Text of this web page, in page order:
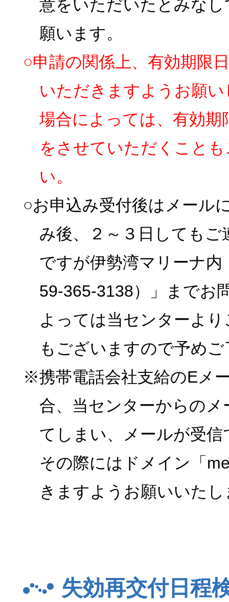
意をいただいたとみな
願います。
○申請の関係上、有効期限
いただきますようお願
場合によっては、有効
をさせていただくこと
い。
○お申込み受付後はメール
み後、２～３日しても
ですが伊勢湾マリーナ
59-365-3138）」までお
よっては当センターよ
もございますので予め
※携帯電話会社支給のEメ
合、当センターからの
てしまい、メールが受
その際にはドメイン「
きますようお願いいた
失効再交付日程